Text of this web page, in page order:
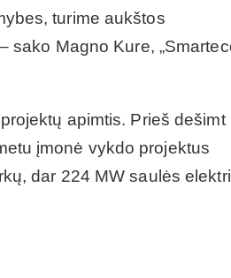
turime aukštos
sako Magno Kure,
apimtis. Prieš dešimt
įmonė vykdo projektus
dar 224 MW saulės